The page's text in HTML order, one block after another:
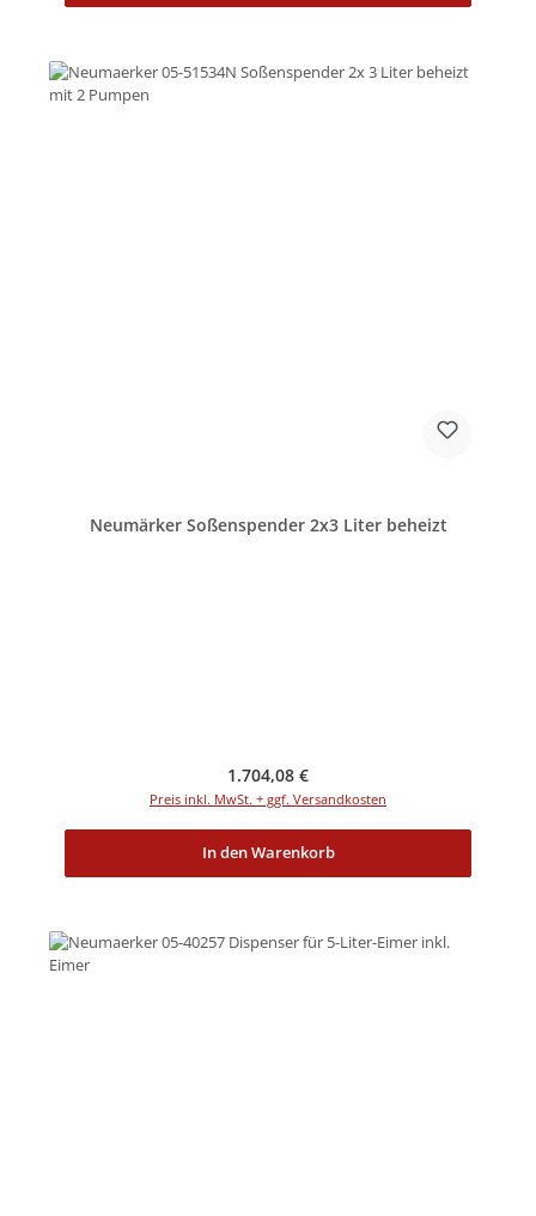
Neumärker Soßenspender 2x3 Liter beheizt
Regulärer Preis:
1.704,08 €
Preis inkl. MwSt. + ggf. Versandkosten
In den Warenkorb